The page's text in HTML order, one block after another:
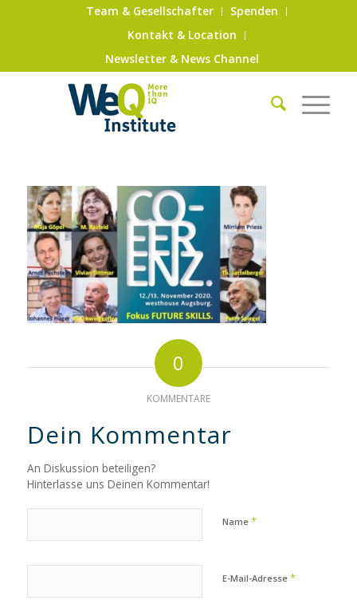
Team & Gesellschafter
Spenden
Kontakt & Location
Newsletter & News Channel
0
KOMMENTARE
Dein Kommentar
An Diskussion beteiligen?
Hinterlasse uns Deinen Kommentar!
Name *
E-Mail-Adresse *